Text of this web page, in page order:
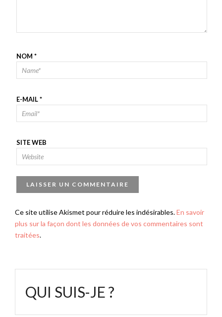
NOM *
E-MAIL*
SITE WEB
Ce site utilise Akismet pour réduire les indésirables.En savoir
plus sur la façon dont les données de vos commentaires sont
traitées.
QUI SUIS-JE ?